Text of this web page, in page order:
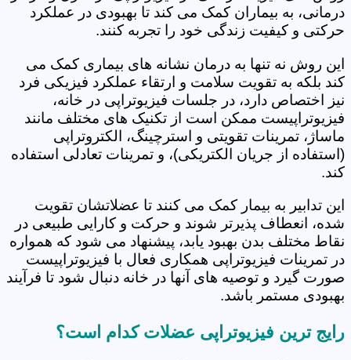
درمانی، به بیماران کمک می کند تا بهبودی در عملکرد
حرکتی و کیفیت زندگی خود را تجربه کنند.
این روش نه تنها به درمان نشانه های بیماری کمک می
کند بلکه به تقویت سلامت و ارتقاء عملکرد فیزیکی فرد
نیز اختصاص دارد، در جلسات فیزیوتراپی در خانه،
فیزیوتراپیست ممکن است از تکنیک های مختلف مانند
ماساژ، تمرینات تقویتی و استرچینگ، الکتروتراپی
(استفاده از جریان الکتریکی)، و تمرینات تعادلی استفاده
کند.
این تدابیر به بیمار کمک می کنند تا عضلاتشان تقویت
شده، انعطاف پذیرتر شوند و حرکت و کارایی طبیعی در
نقاط مختلف بدن بهبود یابد، پیشنهاد می شود که همواره
در تمرینات فیزیوتراپی همکاری فعال با فیزیوتراپیست
صورت گیرد و توصیه های آنها در خانه دنبال شود تا فرآیند
بهبودی مستمر باشد.
رایج ترین فیزیوتراپی عضلات کدام است؟